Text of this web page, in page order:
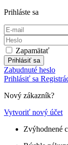
Prihláste sa
Zapamätať
Prihlásiť sa
Zabudnuté heslo
Prihlásiť sa
Nový zákazník?
Vytvoriť nový účet
Zvýhodnené